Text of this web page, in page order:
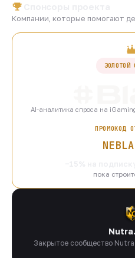
Компании, которые помогают
ЗОЛОТОЙ
AI-аналитика спроса на
ПРОМОКОД
пока
Закрытое сообщество